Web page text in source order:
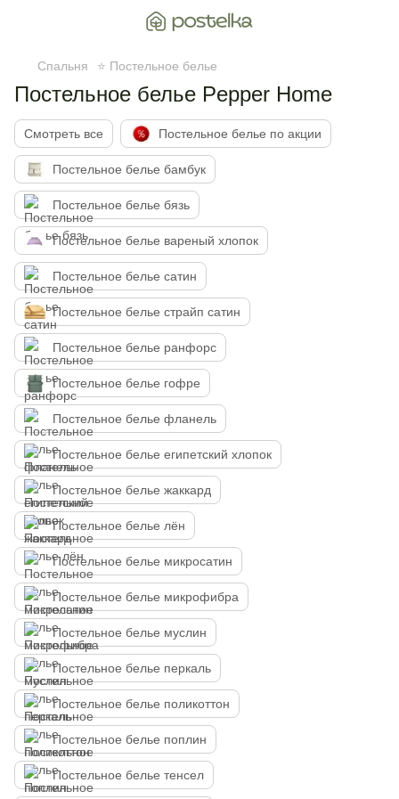
Спальня ⭐ Постельное белье
Постельное белье Pepper Home
Смотреть все Постельное белье по акции
Постельное белье бамбук
Постельное белье бязь
Постельное белье вареный хлопок
Постельное белье сатин
Постельное белье страйп сатин
Постельное белье ранфорс
Постельное белье гофре
Постельное белье фланель
Постельное белье египетский хлопок
Постельное белье жаккард
Постельное белье лён
Постельное белье микросатин
Постельное белье микрофибра
Постельное белье муслин
Постельное белье перкаль
Постельное белье поликоттон
Постельное белье поплин
Постельное белье тенсел